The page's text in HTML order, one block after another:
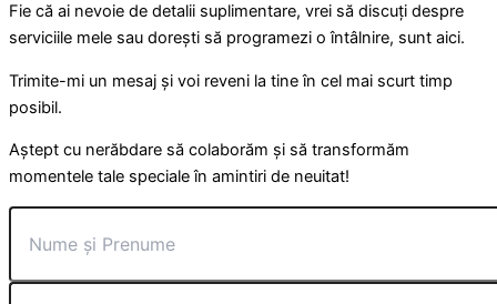
Fie că ai nevoie de detalii suplimentare, vrei să discuți despre
serviciile mele sau dorești să programezi o întâlnire, sunt aici.
Trimite-mi un mesaj și voi reveni la tine în cel mai scurt timp
posibil.
Aștept cu nerăbdare să colaborăm și să transformăm
momentele tale speciale în amintiri de neuitat!